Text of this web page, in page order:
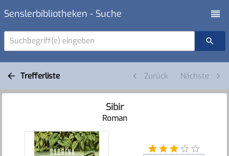
Senslerbibliotheken - Suche
Suchbegriff(e) eingeben
Trefferliste Zurück Nächste
Sibir
Roman